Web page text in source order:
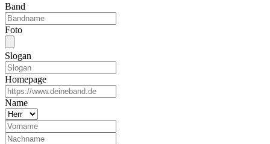
Band
Foto
Slogan
Homepage
Name